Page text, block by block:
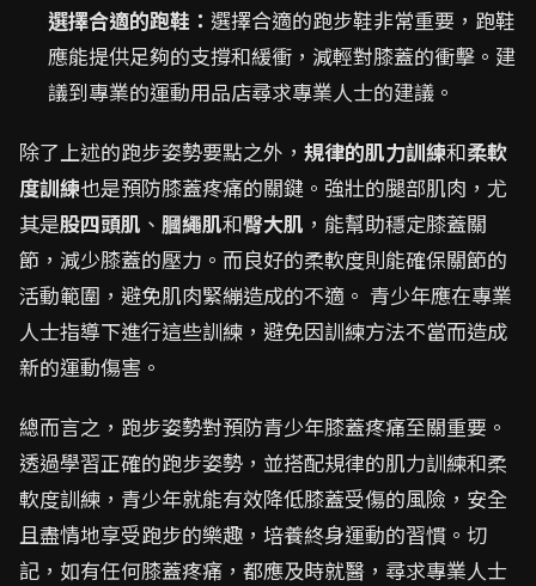
選擇合適的跑鞋： 選擇合適的跑步鞋非常重要，跑鞋
應能提供足夠的支撐和緩衝，減輕對膝蓋的衝擊。建
議到專業的運動用品店尋求專業人士的建議。
除了上述的跑步姿勢要點之外， 規律的肌力訓練和柔軟
度訓練也是預防膝蓋疼痛的關鍵。強壯的腿部肌肉，尤
其是股四頭肌 、 膕繩肌和臀大肌 ，能幫助穩定膝蓋關
節，減少膝蓋的壓力。而良好的柔軟度則能確保關節的
活動範圍，避免肌肉緊繃造成的不適。 青少年應在專業
人士指導下進行這些訓練，避免因訓練方法不當而造成
新的運動傷害。
總而言之，跑步姿勢對預防青少年膝蓋疼痛至關重要。
透過學習正確的跑步姿勢，並搭配規律的肌力訓練和柔
軟度訓練，青少年就能有效降低膝蓋受傷的風險，安全
且盡情地享受跑步的樂趣，培養終身運動的習慣。切
記，如有任何膝蓋疼痛，都應及時就醫，尋求專業人士